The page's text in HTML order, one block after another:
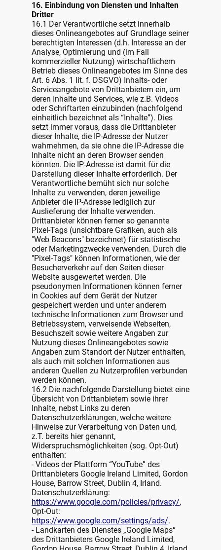
16. Einbindung von Diensten und Inhalten
Dritter
16.1 Der Verantwortliche setzt innerhalb
dieses Onlineangebotes auf Grundlage seiner
berechtigten Interessen (d.h. Interesse an der
Analyse, Optimierung und (im Fall
kommerzieller Nutzung) wirtschaftlichem
Betrieb dieses Onlineangebotes im Sinne des
Art. 6 Abs. 1 lit. f. DSGVO) Inhalts- oder
Serviceangebote von Drittanbietern ein, um
deren Inhalte und Services, wie z.B. Videos
oder Schriftarten einzubinden (nachfolgend
einheitlich bezeichnet als “Inhalte”). Dies
setzt immer voraus, dass die Drittanbieter
dieser Inhalte, die IP-Adresse der Nutzer
wahrnehmen, da sie ohne die IP-Adresse die
Inhalte nicht an deren Browser senden
könnten. Die IP-Adresse ist damit für die
Darstellung dieser Inhalte erforderlich. Der
Verantwortliche bemüht sich nur solche
Inhalte zu verwenden, deren jeweilige
Anbieter die IP-Adresse lediglich zur
Auslieferung der Inhalte verwenden.
Drittanbieter können ferner so genannte
Pixel-Tags (unsichtbare Grafiken, auch als
"Web Beacons" bezeichnet) für statistische
oder Marketingzwecke verwenden. Durch die
"Pixel-Tags" können Informationen, wie der
Besucherverkehr auf den Seiten dieser
Website ausgewertet werden. Die
pseudonymen Informationen können ferner
in Cookies auf dem Gerät der Nutzer
gespeichert werden und unter anderem
technische Informationen zum Browser und
Betriebssystem, verweisende Webseiten,
Besuchszeit sowie weitere Angaben zur
Nutzung dieses Onlineangebotes sowie
Angaben zum Standort der Nutzer enthalten,
als auch mit solchen Informationen aus
anderen Quellen zu Nutzerprofilen verbunden
werden können.
16.2 Die nachfolgende Darstellung bietet eine
Übersicht von Drittanbietern sowie ihrer
Inhalte, nebst Links zu deren
Datenschutzerklärungen, welche weitere
Hinweise zur Verarbeitung von Daten und,
z.T. bereits hier genannt,
Widerspruchsmöglichkeiten (sog. Opt-Out)
enthalten:
- Videos der Plattform “YouTube” des
Drittanbieters Google Ireland Limited, Gordon
House, Barrow Street, Dublin 4, Irland.
Datenschutzerklärung:
https://www.google.com/policies/privacy/,
Opt-Out:
https://www.google.com/settings/ads/.
- Landkarten des Dienstes „Google Maps“
des Drittanbieters Google Ireland Limited,